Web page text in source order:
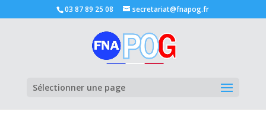
03 87 89 25 08 secretariat@fnapog.fr
Sélectionner une page